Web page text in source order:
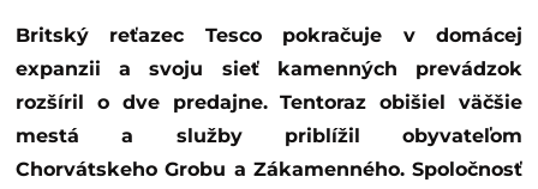
Britský reťazec Tesco pokračuje v domácej
expanzii a svoju sieť kamenných prevádzok
rozšíril o dve predajne. Tentoraz obišiel väčšie
mestá a služby priblížil obyvateľom
Chorvátskeho Grobu a Zákamenného. Spoločnosť